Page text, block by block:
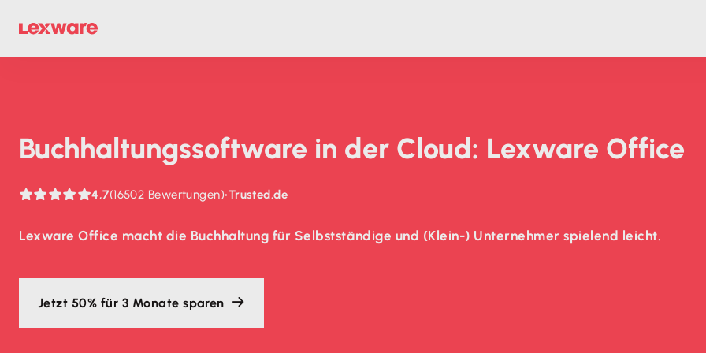
Buch­haltungs­soft­ware in der Cloud: Lexware Office
4,7(16502 Bewertungen)•Trusted.de
Lexware Office macht die Buchhaltung für Selbstständige und (Klein-) Unternehmer spielend leicht.
Jetzt 50% für 3 Monate sparen